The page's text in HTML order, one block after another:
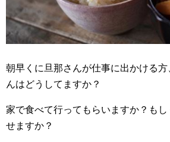
朝早くに旦那さんが仕事に出かける
んはどうしてますか？
家で食べて行ってもらいますか？も
せますか？